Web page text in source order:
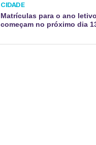
CIDADE
Matrículas para o ano
começam no próximo dia